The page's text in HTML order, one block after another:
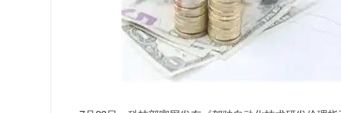
深证成指 14110.12